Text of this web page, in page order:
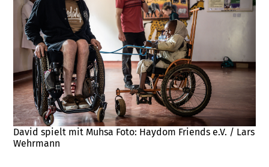
David spielt mit Muhsa Foto: Haydom Friends e.V. / Lars
Wehrmann